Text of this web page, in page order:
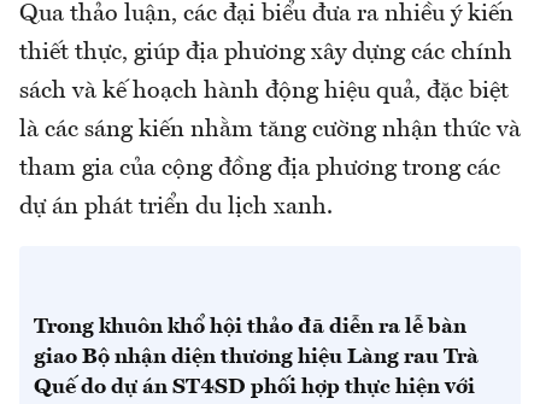
Qua thảo luận, các đại biểu đưa ra nhiều ý kiến
thiết thực, giúp địa phương xây dựng các chính
sách và kế hoạch hành động hiệu quả, đặc biệt
là các sáng kiến nhằm tăng cường nhận thức và
tham gia của cộng đồng địa phương trong các
dự án phát triển du lịch xanh.
Trong khuôn khổ hội thảo đã diễn ra lễ bàn
giao Bộ nhận diện thương hiệu Làng rau Trà
Quế do dự án ST4SD phối hợp thực hiện với